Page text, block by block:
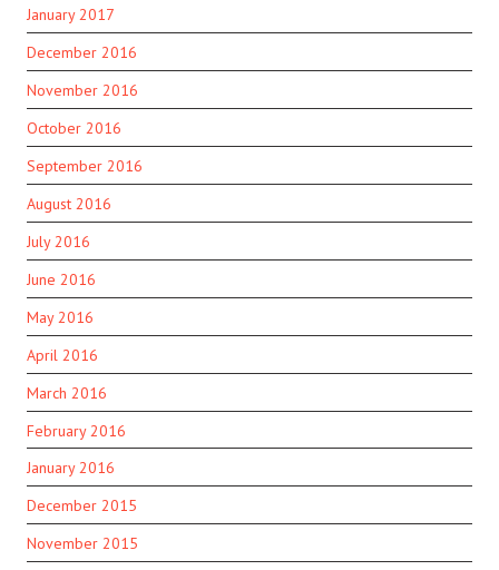
January 2017
December 2016
November 2016
October 2016
September 2016
August 2016
July 2016
June 2016
May 2016
April 2016
March 2016
February 2016
January 2016
December 2015
November 2015